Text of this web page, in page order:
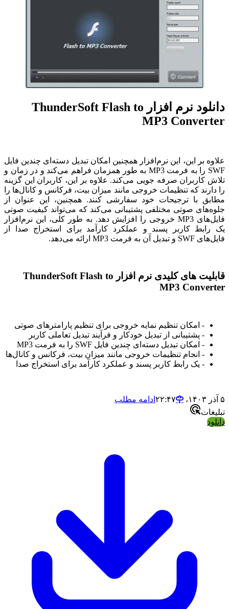
دانلود نرم افزار ThunderSoft Flash to
MP3 Converter
علاوه بر این، این نرم‌افزار همچنین امکان تبدیل دسته‌ای چندین فایل
SWF را به فرمت MP3 به طور همزمان فراهم می‌کند و در زمان و
تلاش کاربران صرفه جویی می‌کند. علاوه بر این، کاربران این گزینه
را دارند که تنظیمات خروجی مانند میزان بیت، فرکانس و کانال‌ها را
مطابق با ترجیحات خود سفارشی کنند. همچنین، این عنوان از
جلوه‌های صوتی مختلفی پشتیبانی می‌کند که می‌تواند کیفیت صوتی
فایل‌های MP3 خروجی را افزایش دهد. به طور کلی، این نرم‌افزار
یک رابط کاربر پسند و عملکرد کارآمد برای استخراج صدا از
فایل‌های SWF و تبدیل آن به فرمت MP3 ارائه می‌دهد.
قابلیت های کلیدی نرم افزار ThunderSoft Flash to
MP3 Converter
- امکان تنظیم نمایه خروجی برای تنظیم پارامترهای صوتی
- پشتیبانی از تبدیل خودکار و فرآیند تبدیل تعاملی کاربر
- امکان تبدیل دسته‌ای چندین فایل SWF را به فرمت MP3
- انجام تنظیمات خروجی مانند میزان بیت، فرکانس و کانال‌ها
- یک رابط کاربر پسند و عملکرد کارآمد برای استخراج صدا
۵ آذر ۱۴۰۳،‏ ۲۲:۴۷
ادامه مطلب
تبلیغات
دانلود